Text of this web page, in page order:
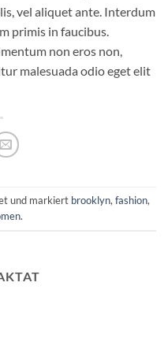
vel aliquet ante. Interdum
primis in faucibus.
non eros non,
malesuada odio eget elit
und markiert brooklyn,fashion,
.